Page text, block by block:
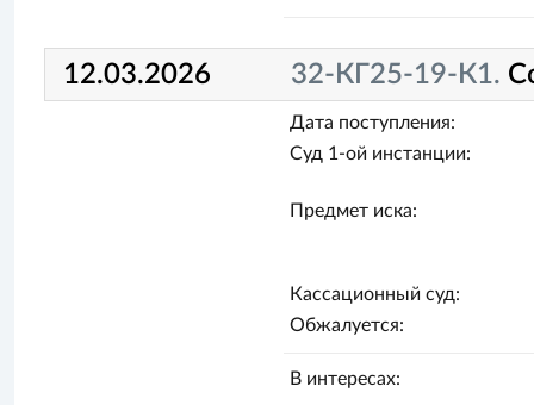
12.03.2026 32-КГ25-19-К1.
Дата поступления:
Суд 1-ой инстанции:
Предмет иска:
Кассационный суд:
Обжалуется:
В интересах: